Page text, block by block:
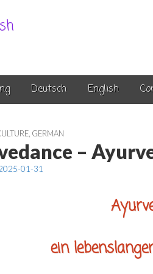
Deutsch English
GERMAN
–
01-31
ein